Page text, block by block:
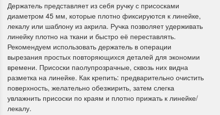
Летние Скидки Раритеты Дим.
Держатель представляет из себя ручку с присосками
диаметром 45 мм, которые плотно фиксируются к линейке,
лекалу или шаблону из акрила. Ручка позволяет удерживать
линейку плотно на ткани и быстро её переставлять.
Рекомендуем использовать держатель в операции
вырезания простых повторяющихся деталей для экономии
времени. Присоски паолупрозрачные, сквозь них видна
разметка на линейке. Как крепить: предварительно очистить
поверхность, желательно обезжирить, затем слегка
увлажнить присоски по краям и плотно прижать к линейке/
лекалу.